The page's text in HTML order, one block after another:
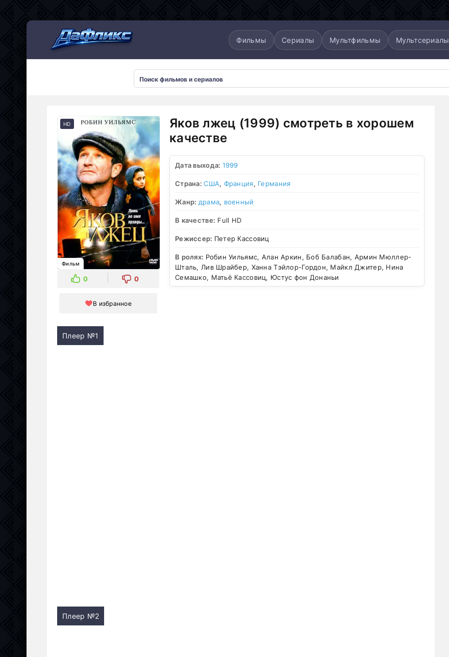
Фильмы Сериалы Мультфильмы Мультсериалы
HD
Фильм
0 0
В избранное
Яков лжец (1999) смотреть в хорошем
качестве
Дата выхода: 1999
Страна:США, Франция, Германия
Жанр: драма, военный
В качестве: Full HD
Режиссер: Петер Кассовиц
В ролях: Робин Уильямс, Алан Аркин, Боб Балабан, Армин Мюллер-
Шталь, Лив Шрайбер, Ханна Тэйлор-Гордон, Майкл Джитер, Нина
Семашко, Матьё Кассовиц, Юстус фон Донаньи
Плеер №1
Плеер №2
Мультсериалы